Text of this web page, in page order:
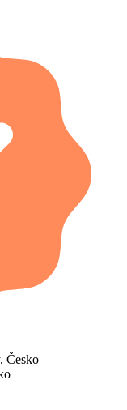
Česko